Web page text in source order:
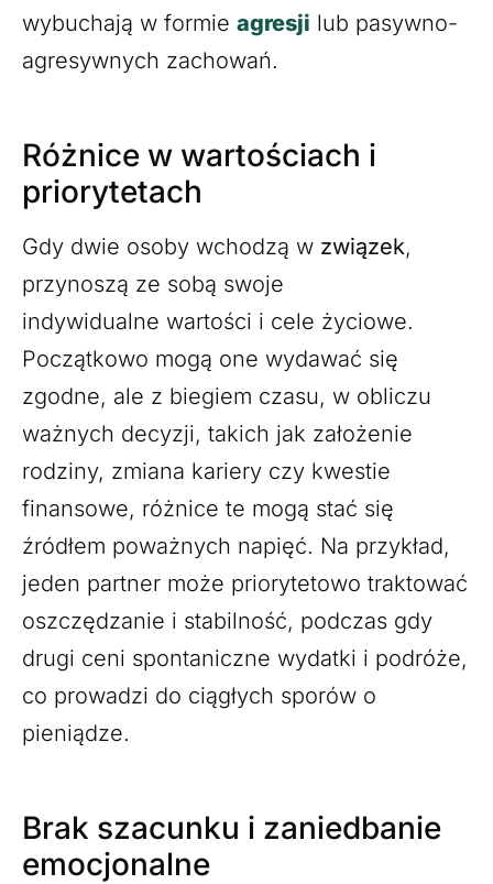
wybuchają w formie agresji lub pasywno-
agresywnych zachowań.
Różnice w wartościach i
priorytetach
Gdy dwie osoby wchodzą w związek,
przynoszą ze sobą swoje
indywidualne wartości i cele życiowe.
Początkowo mogą one wydawać się
zgodne, ale z biegiem czasu, w obliczu
ważnych decyzji, takich jak założenie
rodziny, zmiana kariery czy kwestie
finansowe, różnice te mogą stać się
źródłem poważnych napięć. Na przykład,
jeden partner może priorytetowo traktować
oszczędzanie i stabilność, podczas gdy
drugi ceni spontaniczne wydatki i podróże,
co prowadzi do ciągłych sporów o
pieniądze.
Brak szacunku i zaniedbanie
emocjonalne